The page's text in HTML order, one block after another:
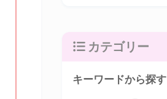
カテゴリー
キーワードから探す